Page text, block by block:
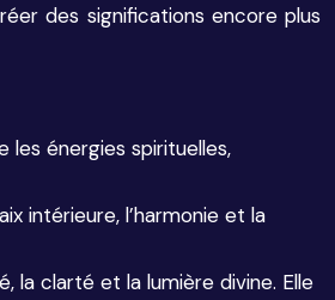
des significations encore plus
les énergies spirituelles,
intérieure, l’harmonie et la
la clarté et la lumière divine. Elle